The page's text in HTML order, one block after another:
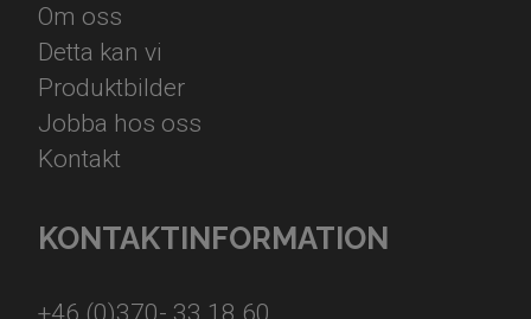
Om oss
Detta kan vi
Produktbilder
Jobba hos oss
Kontakt
KONTAKTINFORMATION
+46 (0)370- 33 18 60